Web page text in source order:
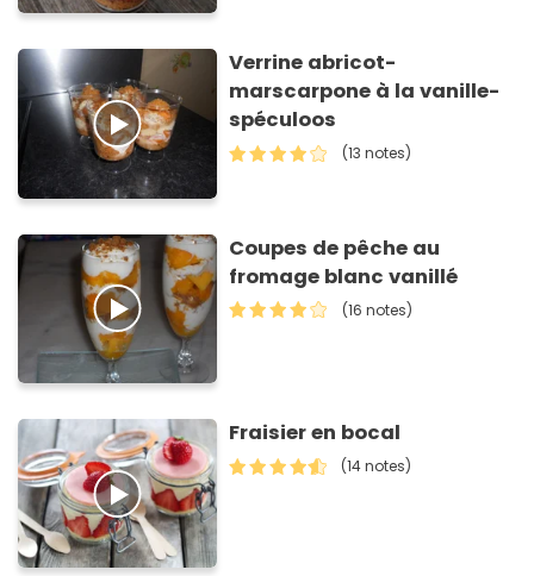
Verrine abricot-
marscarpone à la vanille-
spéculoos
(13 notes)
Coupes de pêche au
fromage blanc vanillé
(16 notes)
Fraisier en bocal
(14 notes)